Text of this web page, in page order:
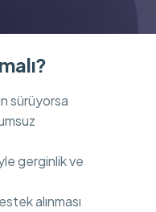
sürüyorsa
gerginlik ve
alınması